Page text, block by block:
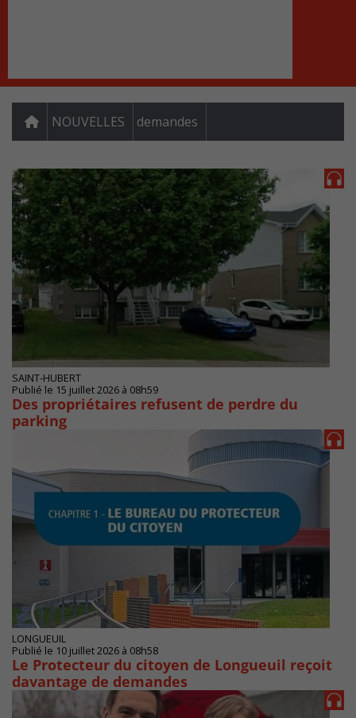
NOUVELLES demandes
SAINT-HUBERT
Publié le 15 juillet 2026 à 08h59
Des propriétaires refusent de perdre du
parking
LONGUEUIL
Publié le 10 juillet 2026 à 08h58
Le Protecteur du citoyen de Longueuil reçoit
davantage de demandes